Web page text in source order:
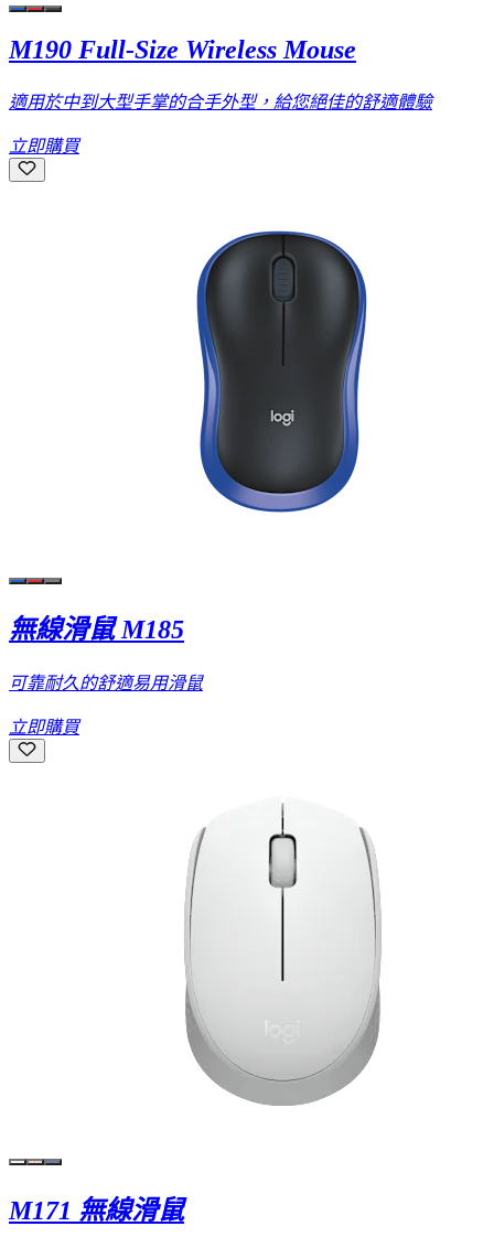
M190 Full-Size Wireless Mouse
適用於中到大型手掌的合手外型，給您絕佳的舒適體驗
立即購買
無線滑鼠 M185
可靠耐久的舒適易用滑鼠
立即購買
M171 無線滑鼠